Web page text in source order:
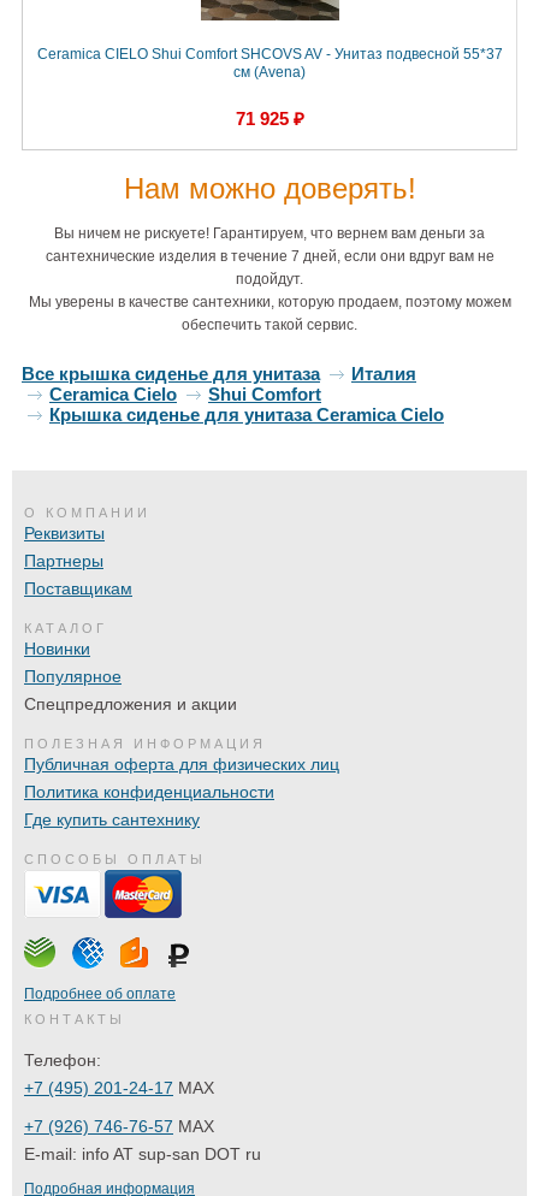
Ceramica CIELO Shui Comfort SHCOVS AV - Унитаз подвесной 55*37
см (Avena)
71 925 ₽
Нам можно доверять!
Вы ничем не рискуете! Гарантируем, что вернем вам деньги за
сантехнические изделия в течение 7 дней, если они вдруг вам не
подойдут.
Мы уверены в качестве сантехники, которую продаем, поэтому можем
обеспечить такой сервис.
Все крышка сиденье для унитаза
Италия
Ceramica Cielo
Shui Comfort
Крышка сиденье для унитаза Ceramica Cielo
О КОМПАНИИ
Реквизиты
Партнеры
Поставщикам
КАТАЛОГ
Новинки
Популярное
Спецпредложения и акции
ПОЛЕЗНАЯ ИНФОРМАЦИЯ
Публичная оферта для физических лиц
Политика конфиденциальности
Где купить сантехнику
СПОСОБЫ ОПЛАТЫ
Подробнее об оплате
КОНТАКТЫ
Телефон:
+7 (495) 201-24-17 MAX
+7 (926) 746-76-57 MAX
E-mail: info AT sup-san DOT ru
Подробная информация